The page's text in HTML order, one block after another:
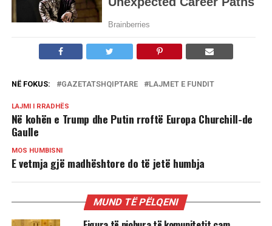
NË FOKUS: GAZETATSHQIPTARE LAJMET E FUNDIT
LAJMI I RRADHËS
Në kohën e Trump dhe Putin rroftë Europa Churchill-de
Gaulle
MOS HUMBISNI
E vetmja gjë madhështore do të jetë humbja
MUND TË PËLQENI